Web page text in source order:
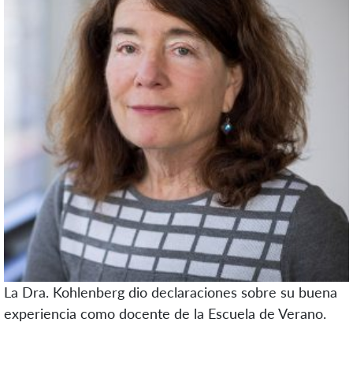
La Dra. Kohlenberg dio declaraciones sobre su buena
experiencia como docente de la Escuela de Verano.